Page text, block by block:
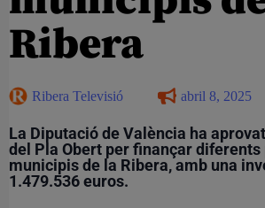
Ribera
Ribera Televisió abril 8, 2025
La Diputació de València ha
del Pla Obert per finançar
municipis de la Ribera, amb una
1.479.536 euros.